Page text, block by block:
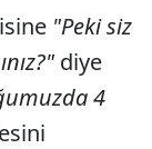
"Peki siz
diye
4